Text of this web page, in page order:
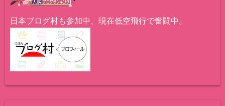
日本ブログ村も参加中、現在低空飛行で奮闘中。